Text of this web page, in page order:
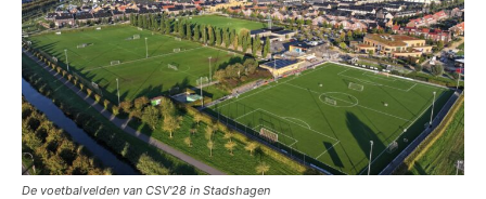
De voetbalvelden van CSV'28 in Stadshagen